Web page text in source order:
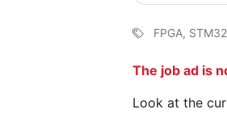
FPGA,
The job ad is
Look at the